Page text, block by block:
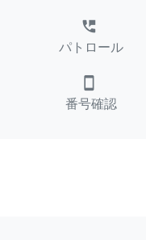
perm_phone_msg
パトロール
smartphone
番号確認